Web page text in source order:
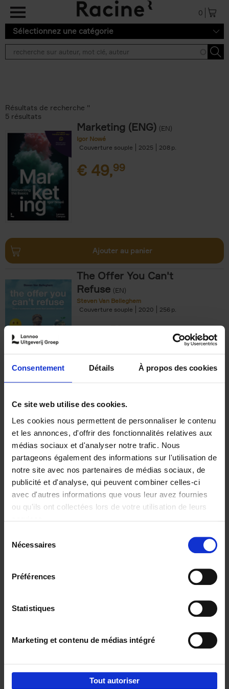
Consentement Détails À propos des cookies
Ce site web utilise des cookies.
Les cookies nous permettent de personnaliser le contenu
et les annonces, d'offrir des fonctionnalités relatives aux
médias sociaux et d'analyser notre trafic. Nous
partageons également des informations sur l'utilisation de
notre site avec nos partenaires de médias sociaux, de
publicité et d'analyse, qui peuvent combiner celles-ci
avec d'autres informations que vous leur avez fournies
ou qu'ils ont collectées lors de votre utilisation de leurs
Nécessaires
Préférences
Statistiques
Marketing et contenu de médias intégré
Tout autoriser
Aller au contenu principal
0
Sélectionnez une catégorie
Résultats de recherche ''
5 résultats
Marketing (ENG) (EN)
Igor Nowé
Couverture souple
2025 208
€ 49,99
Ajouter au panier
The Offer You Can't
Refuse (EN)
Steven Van Belleghem
Couverture souple
2020 256
€37,50
Building Bonds = Building
Business
Jochen Roef Jozefien De Feyter
Carolien Boom
Couverture souple
2025 200
€29,99
Digital marketing like a PRO -
completely revised edition (EN)